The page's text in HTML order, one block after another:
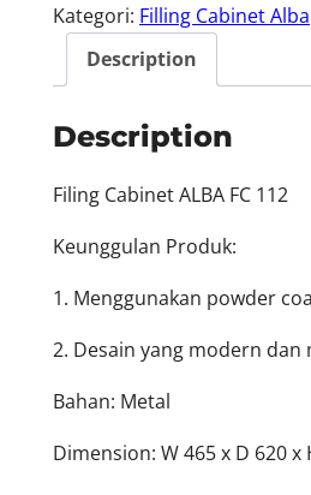
Kategori: Filling Cabinet Alba
Description
Description
Filing Cabinet ALBA FC 112
Keunggulan Produk:
1. Menggunakan powder
2. Desain yang modern dan
Bahan: Metal
Dimension: W 465 x D 620 x